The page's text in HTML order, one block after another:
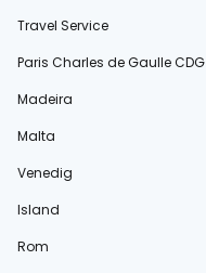
Travel Service
Paris Charles de Gaulle CDG
Madeira
Malta
Venedig
Island
Rom